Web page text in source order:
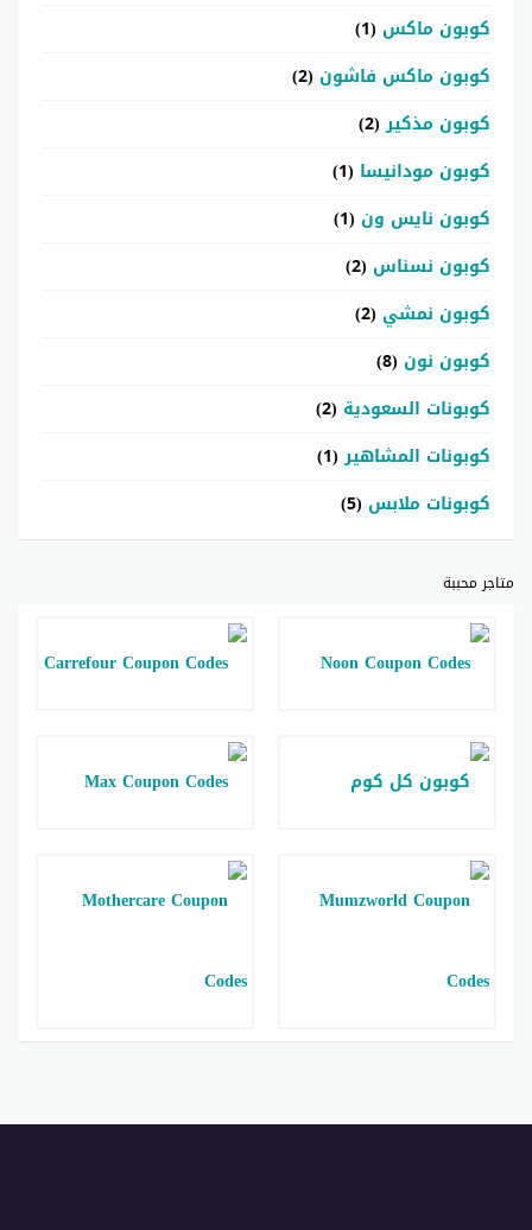
كوبون ماكس (1)
كوبون ماكس فاشون (2)
كوبون مذكير(2)
كوبون مودانيسا (1)
كوبون نايس ون (1)
كوبون نسناس (2)
كوبون نمشي (2)
كوبون نون (8)
كوبونات السعودية (2)
كوبونات المشاهير(1)
كوبونات ملابس (5)
متاجر محببة